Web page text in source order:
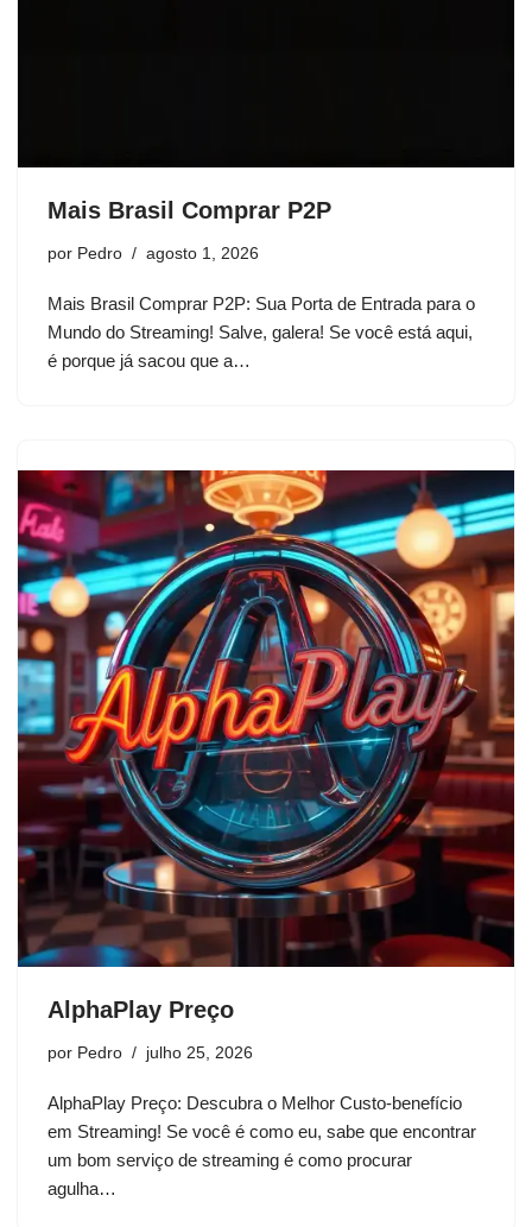
Mais Brasil Comprar P2P
por Pedro agosto 1, 2026
Mais Brasil Comprar P2P: Sua Porta de Entrada para o
Mundo do Streaming! Salve, galera! Se você está aqui,
é porque já sacou que a…
AlphaPlay Preço
por Pedro julho 25, 2026
AlphaPlay Preço: Descubra o Melhor Custo-benefício
em Streaming! Se você é como eu, sabe que encontrar
um bom serviço de streaming é como procurar
agulha…